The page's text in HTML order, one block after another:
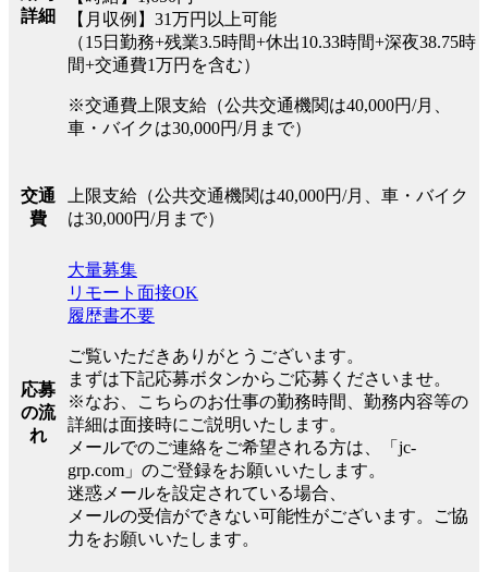
詳細
【月収例】31万円以上可能
（15日勤務+残業3.5時間+休出10.33時間+深夜38.75時
間+交通費1万円を含む）
※交通費上限支給（公共交通機関は40,000円/月、
車・バイクは30,000円/月まで）
交通
費
上限支給（公共交通機関は40,000円/月、車・バイク
は30,000円/月まで）
応募
の流
れ
大量募集
リモート面接OK
履歴書不要
ご覧いただきありがとうございます。
まずは下記応募ボタンからご応募くださいませ。
※なお、こちらのお仕事の勤務時間、勤務内容等の
詳細は面接時にご説明いたします。
メールでのご連絡をご希望される方は、「jc-
grp.com」のご登録をお願いいたします。
迷惑メールを設定されている場合、
メールの受信ができない可能性がございます。ご協
力をお願いいたします。